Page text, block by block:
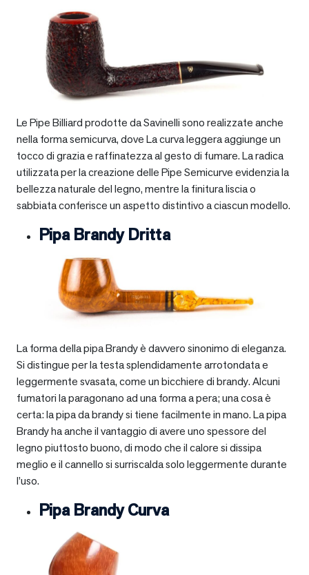
Le Pipe Billiard prodotte da Savinelli sono realizzate anche
nella forma semicurva, dove La curva leggera aggiunge un
tocco di grazia e raffinatezza al gesto di fumare. La radica
utilizzata per la creazione delle Pipe Semicurve evidenzia la
bellezza naturale del legno, mentre la finitura liscia o
sabbiata conferisce un aspetto distintivo a ciascun modello.
Pipa Brandy Dritta
La forma della pipa Brandy è davvero sinonimo di eleganza.
Si distingue per la testa splendidamente arrotondata e
leggermente svasata, come un bicchiere di brandy. Alcuni
fumatori la paragonano ad una forma a pera; una cosa è
certa: la pipa da brandy si tiene facilmente in mano. La pipa
Brandy ha anche il vantaggio di avere uno spessore del
legno piuttosto buono, di modo che il calore si dissipa
meglio e il cannello si surriscalda solo leggermente durante
l’uso.
Pipa Brandy Curva